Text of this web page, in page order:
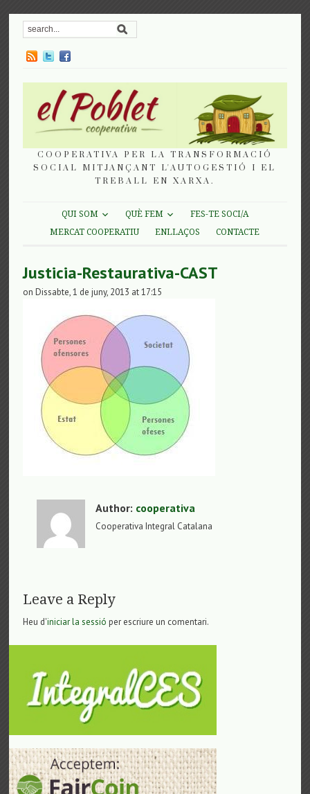
COOPERATIVA PER LA TRANSFORMACIÓ
SOCIAL MITJANÇANT L'AUTOGESTIÓ I EL
TREBALL EN XARXA.
QUI SOM QUÈ FEM
FES-TE SOCI/A
MERCAT COOPERATIU
ENLLAÇOS CONTACTE
Justicia-Restaurativa-CAST
on Dissabte, 1 de juny, 2013 at 17:15
Author: cooperativa
Cooperativa Integral Catalana
Leave a Reply
Heu d'iniciar la sessió per escriure un comentari.